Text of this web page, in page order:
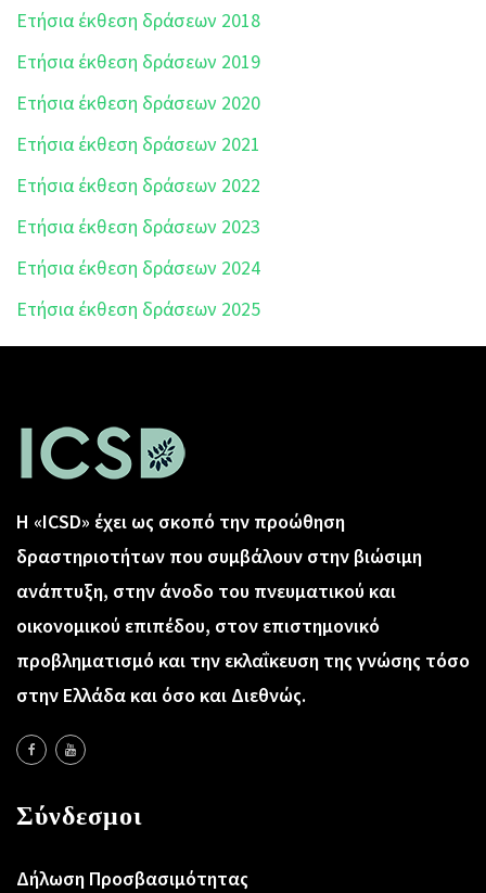
Ετήσια έκθεση δράσεων 2018
Ετήσια έκθεση δράσεων 2019
Ετήσια έκθεση δράσεων 2020
Ετήσια έκθεση δράσεων 2021
Ετήσια έκθεση δράσεων 2022
Ετήσια έκθεση δράσεων 2023
Ετήσια έκθεση δράσεων 2024
Ετήσια έκθεση δράσεων 2025
Η «ICSD» έχει ως σκοπό την προώθηση
δραστηριοτήτων που συμβάλουν στην βιώσιμη
ανάπτυξη, στην άνοδο του πνευματικού και
οικονομικού επιπέδου, στον επιστημονικό
προβληματισμό και την εκλαΐκευση της γνώσης τόσο
στην Ελλάδα και όσο και Διεθνώς.
Σύνδεσμοι
Δήλωση Προσβασιμότητας